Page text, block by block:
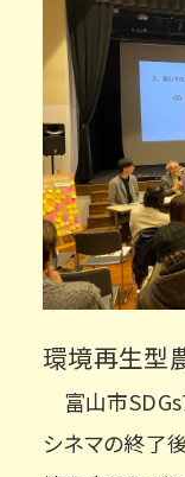
環境再生型
富山市SDGs
シネマの終了